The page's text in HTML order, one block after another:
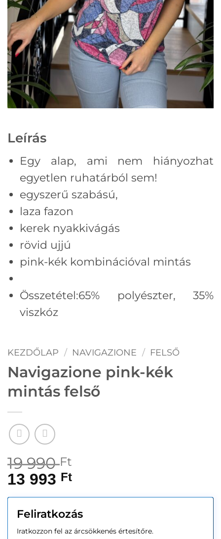
Leírás
Egy alap, ami nem hiányozhat
egyetlen ruhatárból sem!
egyszerű szabású,
laza fazon
kerek nyakkivágás
rövid ujjú
pink-kék kombinációval mintás
Összetétel:65% polyészter, 35%
viszkóz
KEZDŐLAP / NAVIGAZIONE / FELSŐ
Navigazione pink-kék
mintás felső
19 990Ft
13 993 Ft
Feliratkozás
Iratkozzon fel az árcsökkenés értesítőre.